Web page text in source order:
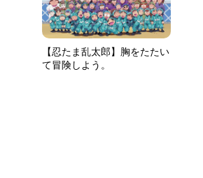
【忍たま乱太郎】胸をたたい
て冒険しよう。